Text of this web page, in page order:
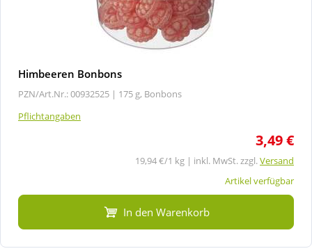
Himbeeren Bonbons
PZN/Art.Nr.: 00932525 | 175 g, Bonbons
Pflichtangaben
3,49 €
19,94 €/1 kg | inkl. MwSt. zzgl.Versand
Artikel verfügbar
In den Warenkorb